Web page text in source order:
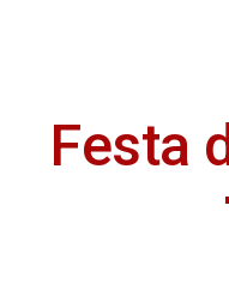
Festa